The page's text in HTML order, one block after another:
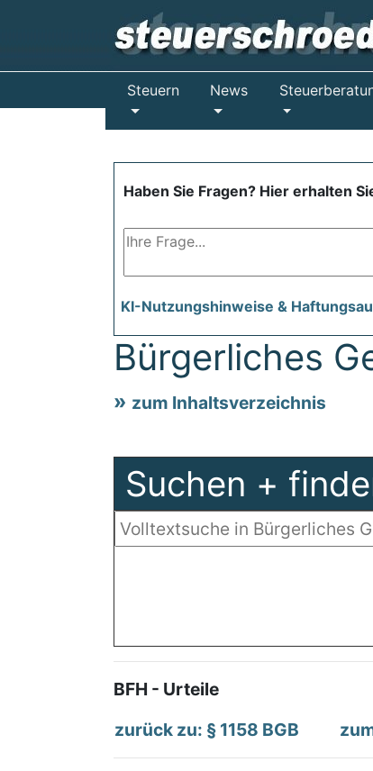
Steuern News
Haben Sie Fragen? Hier erhalten
KI-Nutzungshinweise &
Bürgerliches
zum Inhaltsverzeichnis
Suchen +
BFH - Urteile
zurück zu: § 1158 BGB